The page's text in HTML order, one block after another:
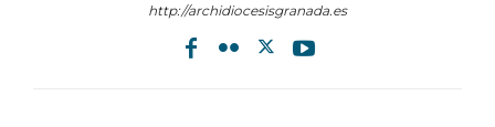
http://archidiocesisgranada.es